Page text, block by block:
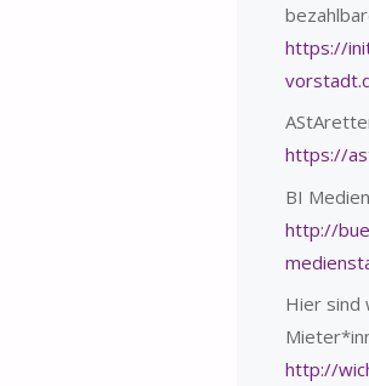
https://
https://
BI
http://
Hier sind
http://